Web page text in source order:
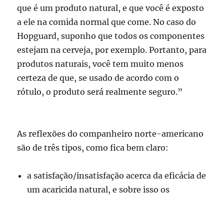
que é um produto natural, e que você é exposto
a ele na comida normal que come. No caso do
Hopguard, suponho que todos os componentes
estejam na cerveja, por exemplo. Portanto, para
produtos naturais, você tem muito menos
certeza de que, se usado de acordo com o
rótulo, o produto será realmente seguro.”
As reflexões do companheiro norte-americano
são de três tipos, como fica bem claro:
a satisfação/insatisfação acerca da eficácia de
um acaricida natural, e sobre isso os